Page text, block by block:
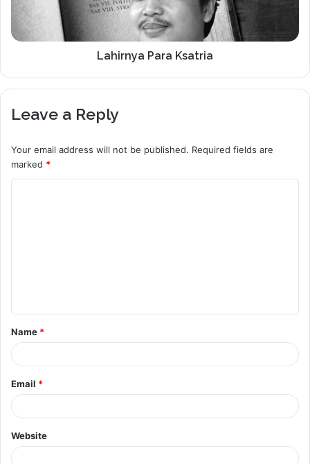
Lahirnya Para Ksatria
Leave a Reply
Your email address will not be published. Required fields are
marked *
t
*
Name *
Email *
Website